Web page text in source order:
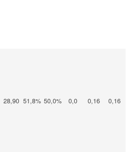
28,90 51,8% 50,0% 0,0 0,16 0,16